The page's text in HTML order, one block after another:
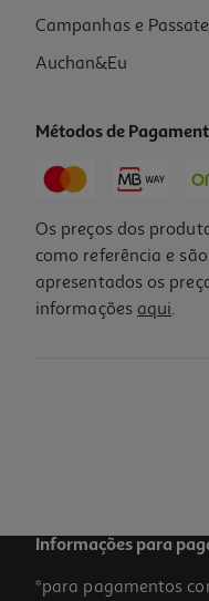
Campanhas e
Auchan&Eu
Métodos de
Os preços dos
como referência e
apresentados os
informações aqui.
Informações para
*para pagamentos